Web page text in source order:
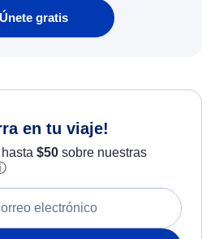
Únete gratis
en tu viaje!
$50sobre nuestras